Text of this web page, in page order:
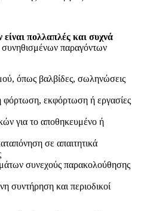
πολλαπλές και συχνά
παραγόντων
όπως βαλβίδες, σωληνώσεις
φόρτωση, εκφόρτωση ή εργασίες
για το αποθηκευμένο ή
σε απαιτητικά
συνεχούς παρακολούθησης
συντήρηση και περιοδικοί